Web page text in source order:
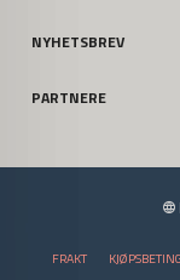
NYHETSBREV
PARTNERE
FRAKT